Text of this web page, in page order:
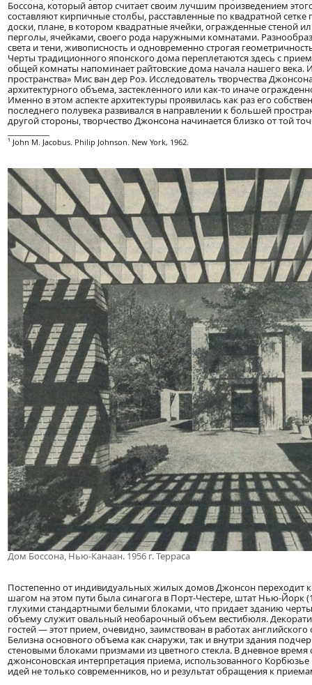
Боссона, который автор считает своим лучшим произведением
составляют кирпичные столбы, расставленные по квадратной
доски, плане, в котором квадратные ячейки, огражденные стеной
перголы, ячейками, своего рода наружными комнатами.
света и тени, живописность и одновременно строгая
Черты традиционного японского дома переплетаются здесь с
общей комнаты напоминает райтовские дома начала нашего века.
пространства» Мис ван дер Роэ. Исследователь творчества
архитектурного объема, застекленного или как-то иначе
Именно в этом аспекте архитектуры проявилась как раз его
последнего полувека развивался в направлении к большей
другой стороны, творчество Джонсона начинается близко от той
¹ John М. Jacobus. Philip Johnson. New York, 1962.
Дом Боссона, Нью-Канаан. 1956 г. Терраса
Постепенно от индивидуальных жилых домов Джонсон
шагом на этом пути была синагога в Порт-Честере, штат Нью-Йорк
глухими стандартными белыми блоками, что придает зданию
объему служит овальный необарочный объем вестибюля.
гостей — этот прием, очевидно, заимствован в работах
Белизна основного объема как снаружи, так и внутри здания
стеновыми блоками призмами из цветного стекла. В дневное
джонсоновская интерпретация приема, использованного
идей не только современников, но и результат обращения к